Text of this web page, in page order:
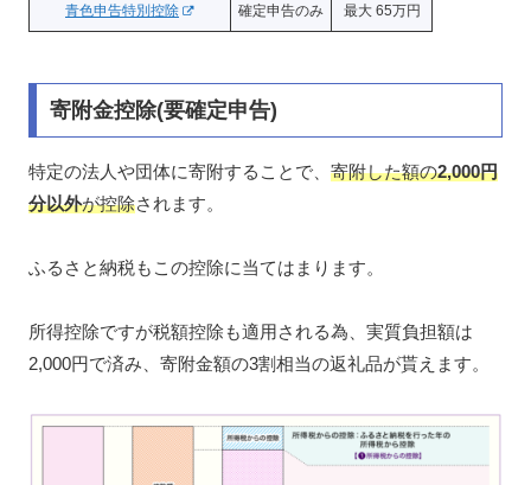
青色申告特別控除 確定申告のみ 最大 65万円
寄附金控除(要確定申告)
特定の法人や団体に寄附することで、 寄附した額の2,000円
分以外が控除されます。
ふるさと納税もこの控除に当てはまります。
所得控除ですが税額控除も適用される為、実質負担額は
2,000円で済み、寄附金額の3割相当の返礼品が貰えます。